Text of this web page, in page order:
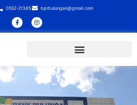
0552-21385 bprbulungan@gmail.com